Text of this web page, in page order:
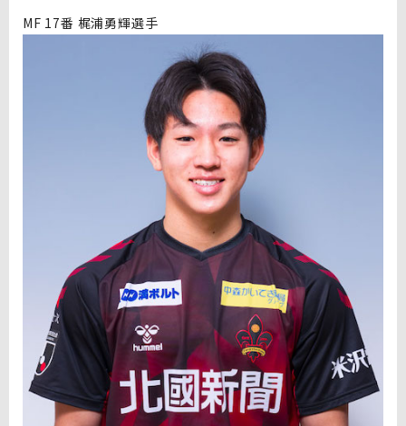
MF 17番 梶浦勇輝選手